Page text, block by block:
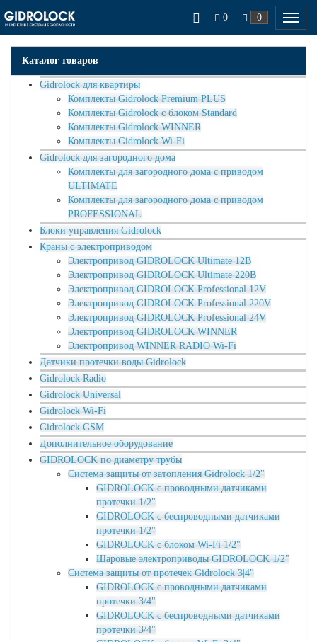
0
0
Каталог товаров
Gidrolock для квартиры
Комплекты Gidrolock Premium PLUS
Комплекты Gidrolock с блоком Standard
Комплекты Gidrolock WINNER
Комплекты Gidrolock Wi-Fi
Gidrolock для загородного дома
Комплекты для загородного дома с приводом
ULTIMATE
Комплекты для загородного дома с приводом
PROFESSIONAL
Блоки управления Gidrolock
Краны с электроприводом
Электропривод GIDROLOCK Ultimate 12В
Электропривод GIDROLOCK Ultimate 220В
Электропривод GIDROLOCK Professional 12V
Электропривод GIDROLOCK Professional 220V
Электропривод GIDROLOCK Professional 24V
Электропривод GIDROLOCK WINNER
Электропривод WINNER RADIO Wi-Fi
Датчики протечки воды Gidrolock
Gidrolock Radio
Gidrolock Universal
Gidrolock Wi-Fi
Gidrolock GSM
Дополнительное оборудование
GIDROLOCK по диаметру трубы
Система защиты от затопления Gidrolock 1/2"
GIDROLOCK с проводными датчиками
протечки 1/2"
GIDROLOCK с беспроводными датчиками
протечки 1/2"
GIDROLOCK с блоком Wi-Fi 1/2"
Шаровые электроприводы GIDROLOCK 1/2"
Система защиты от протечек Gidrolock 3|4"
GIDROLOCK с проводными датчиками
протечки 3/4"
GIDROLOCK с беспроводными датчиками
протечки 3/4"